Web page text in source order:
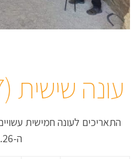
עונה שישית (2026-2027)
התאריכים לעונה חמישית
ה-1.8.26